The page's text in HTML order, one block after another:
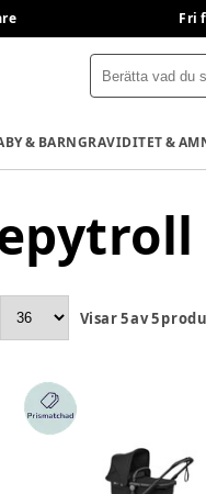
Fri
& BARNGRAVIDITET &
Visar5av5